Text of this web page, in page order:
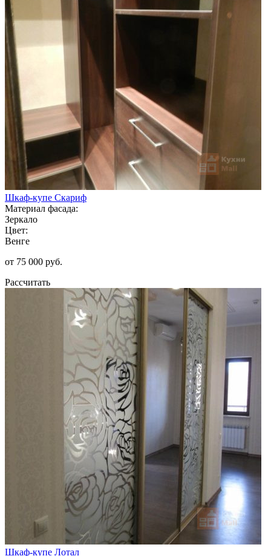
Шкаф-купе Скариф
Материал фасада:
Зеркало
Цвет:
Венге
от 75 000 руб.
Рассчитать
Шкаф-купе Лотал